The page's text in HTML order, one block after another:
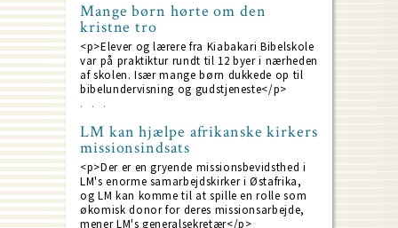
Mange børn hørte om den
kristne tro
<p>Elever og lærere fra Kiabakari Bibelskole
var på praktiktur rundt til 12 byer i nærheden
af skolen. Især mange børn dukkede op til
bibelundervisning og gudstjeneste</p>
LM kan hjælpe afrikanske kirkers
missionsindsats
<p>Der er en gryende missionsbevidsthed i
LM's enorme samarbejdskirker i Østafrika,
og LM kan komme til at spille en rolle som
økomisk donor for deres missionsarbejde,
mener LM's generalsekretær</p>